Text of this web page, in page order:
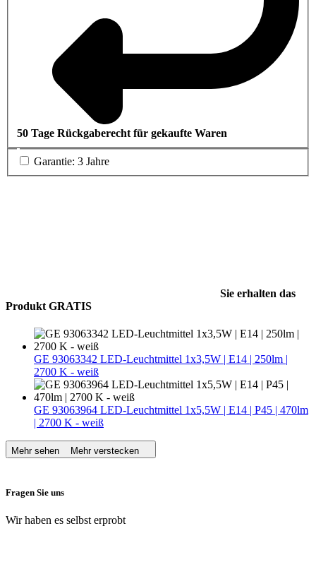
50 Tage Rückgaberecht für gekaufte Waren
Garantie: 3 Jahre
Sie erhalten das
Produkt GRATIS
GE 93063342 LED-Leuchtmittel 1x3,5W | E14 | 250lm |
2700 K - weiß
GE 93063964 LED-Leuchtmittel 1x5,5W | E14 | P45 | 470lm
| 2700 K - weiß
Mehr sehen Mehr verstecken
Fragen Sie uns
Wir haben es selbst erprobt